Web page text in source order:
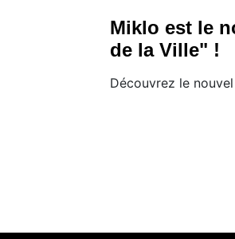
Miklo est le
de la Ville" !
Découvrez le